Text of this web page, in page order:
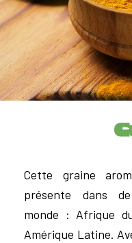
Cette graine
présente dans
monde : Afrique
Amérique Latine.